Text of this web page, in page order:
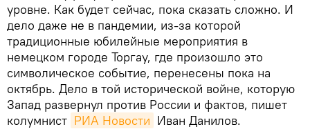
уровне. Как будет сейчас, пока сказать сложно. И
дело даже не в пандемии, из-за которой
традиционные юбилейные мероприятия в
немецком городе Торгау, где произошло это
символическое событие, перенесены пока на
октябрь. Дело в той исторической войне, которую
Запад развернул против России и фактов, пишет
колумнист РИА Новости Иван Данилов.